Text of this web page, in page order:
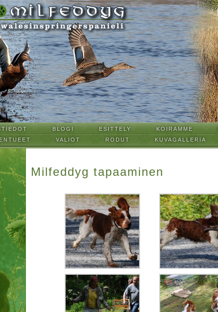
BLOGI ESITTELY KOIRAMME
VALIOT RODUT KUVAGALLERIA
Milfeddyg tapaaminen